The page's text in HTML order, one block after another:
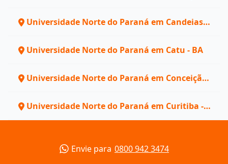
Universidade Norte do Paraná em Candeias -
Universidade Norte do Paraná em Catu - BA
Universidade Norte do Paraná em Conceição
Universidade Norte do Paraná em Curitiba -
PR
Envie para 0800 942 3474